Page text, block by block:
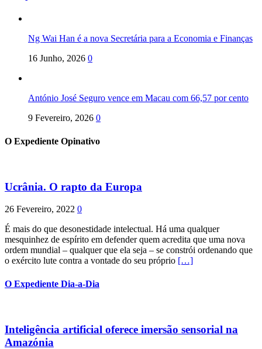
Ng Wai Han é a nova Secretária para a Economia e Finanças
16 Junho, 2026 0
António José Seguro vence em Macau com 66,57 por cento
9 Fevereiro, 2026 0
O Expediente Opinativo
Ucrânia. O rapto da Europa
26 Fevereiro, 2022 0
É mais do que desonestidade intelectual. Há uma qualquer
mesquinhez de espírito em defender quem acredita que uma nova
ordem mundial – qualquer que ela seja – se constrói ordenando que
o exército lute contra a vontade do seu próprio […]
O Expediente Dia-a-Dia
Inteligência artificial oferece imersão sensorial na
Amazónia